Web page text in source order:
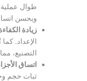
طوال عملية
ويحسن
زيادة
الإعداد.
التصنيع،
اتساق
ثبات حجم